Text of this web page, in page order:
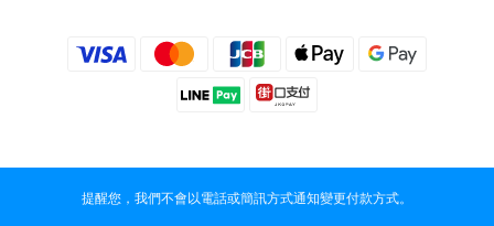
提醒您，我們不會以電話或簡訊方式通知變更付款方式。